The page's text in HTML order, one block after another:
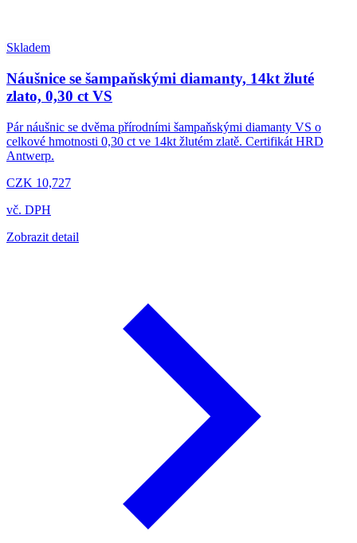
Skladem
Náušnice se šampaňskými diamanty, 14kt žluté
zlato, 0,30 ct VS
Pár náušnic se dvěma přírodními šampaňskými diamanty VS o
celkové hmotnosti 0,30 ct ve 14kt žlutém zlatě. Certifikát HRD
Antwerp.
CZK 10,727
vč. DPH
Zobrazit detail